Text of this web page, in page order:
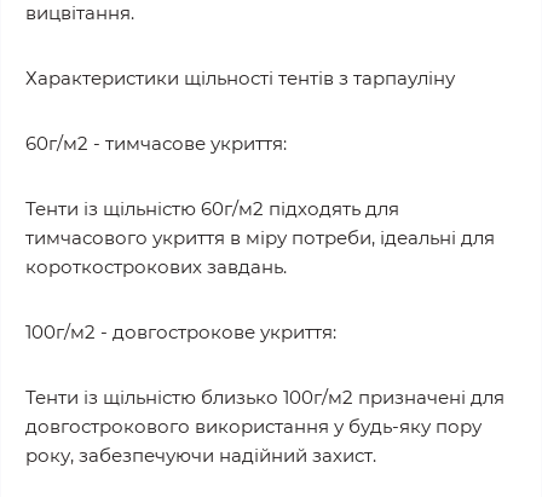
вицвітання.
Характеристики щільності тентів з тарпауліну
60г/м2 - тимчасове укриття:
Тенти із щільністю 60г/м2 підходять для
тимчасового укриття в міру потреби, ідеальні для
короткострокових завдань.
100г/м2 - довгострокове укриття:
Тенти із щільністю близько 100г/м2 призначені для
довгострокового використання у будь-яку пору
року, забезпечуючи надійний захист.